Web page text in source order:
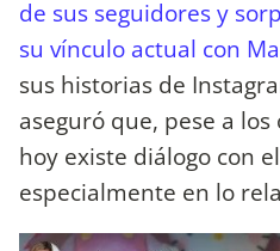
de sus seguidores y
su vínculo actual con
sus historias de
aseguró que, pese a
hoy existe diálogo con
especialmente en lo